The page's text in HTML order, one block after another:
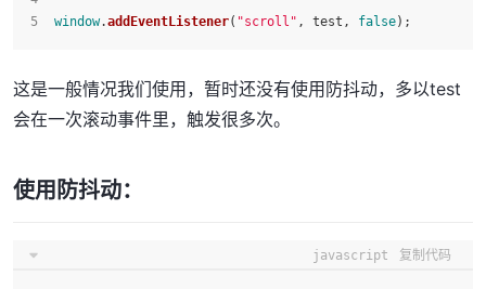
window.addEventListener( "scroll" , test, false);
这是一般情况我们使用，暂时还没有使用防抖动，多以test
会在一次滚动事件里，触发很多次。
使用防抖动：
javascript 复制代码